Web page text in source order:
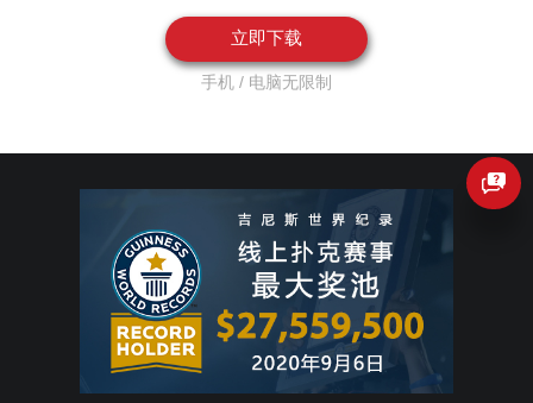
立即下载
手机 / 电脑无限制